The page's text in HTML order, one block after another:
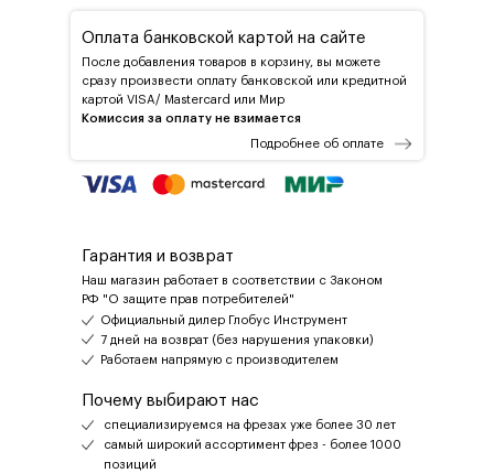
Оплата банковской картой на сайте
После добавления товаров в корзину, вы можете
сразу произвести оплату банковской или кредитной
картой VISA/ Mastercard или Мир
Комиссия за оплату не взимается
Подробнее об оплате
Гарантия и возврат
Наш магазин работает в соответствии с Законом
РФ "О защите прав потребителей"
Почему выбирают нас
специализируемся на фрезах уже более 30 лет
самый широкий ассортимент фрез - более 1000
позиций
Официальный дилер Глобус Инструмент
7 дней на возврат (без нарушения упаковки)
Работаем напрямую с производителем